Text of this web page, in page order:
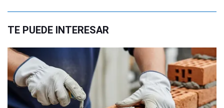
TE PUEDE INTERESAR